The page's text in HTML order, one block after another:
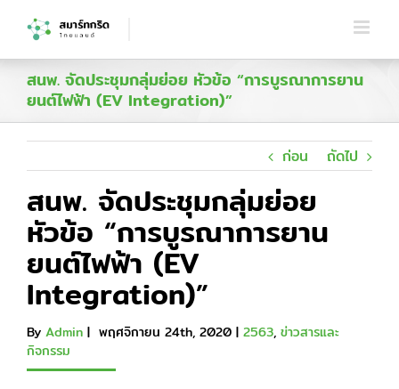
สนพ. จัดประชุมกลุ่มย่อย หัวข้อ “การบูรณาการยาน
ยนต์ไฟฟ้า (EV Integration)”
ก่อน ถัดไป
สนพ. จัดประชุมกลุ่มย่อย
หัวข้อ “การบูรณาการยาน
ยนต์ไฟฟ้า (EV
Integration)”
By Admin | พฤศจิกายน 24th, 2020 | 2563, ข่าวสารและ
กิจกรรม